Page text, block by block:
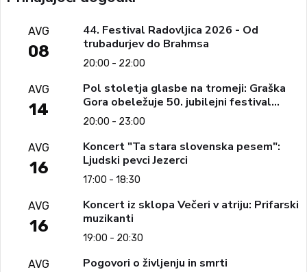
AVG
08
44. Festival Radovljica 2026 - Od
trubadurjev do Brahmsa
20:00 - 22:00
AVG
14
Pol stoletja glasbe na tromeji: Graška
Gora obeležuje 50. jubilejni festival
narodno-zabavne glasbe
20:00 - 23:00
AVG
16
Koncert "Ta stara slovenska pesem":
Ljudski pevci Jezerci
17:00 - 18:30
AVG
16
Koncert iz sklopa Večeri v atriju: Prifarski
muzikanti
19:00 - 20:30
AVG Pogovori o življenju in smrti